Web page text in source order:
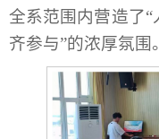
全系范围内营造了
齐参与”的浓厚氛围。